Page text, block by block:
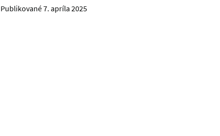
Publikované 7. apríla 2025